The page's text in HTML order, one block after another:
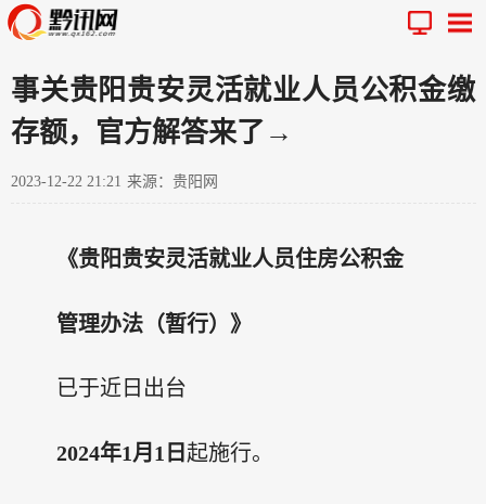
事关贵阳贵安灵活就业人员公积金缴
存额，官方解答来了→
2023-12-22 21:21 来源：贵阳网
《贵阳贵安灵活就业人员住房公积金
管理办法（暂行）》
已于近日出台
2024年1月1日 起施行。